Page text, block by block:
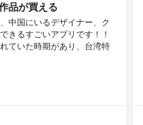
品が買える
中国にいるデザイナー、ク
きるすごいアプリです！！
ていた時期があり、台湾特